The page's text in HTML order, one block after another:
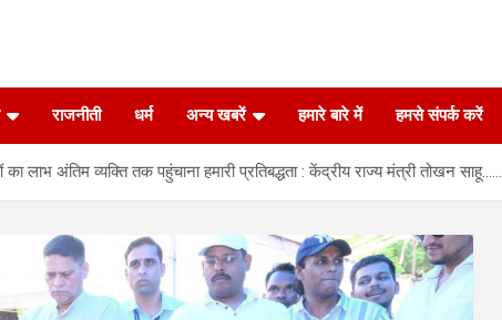
राजनीती धर्म अन्य खबरें हमारे बारे में हमसे संपर्क करें
लाभ अंतिम व्यक्ति तक पहुंचाना हमारी प्रतिबद्धता : केंद्रीय राज्य मंत्री तोखन साहू……